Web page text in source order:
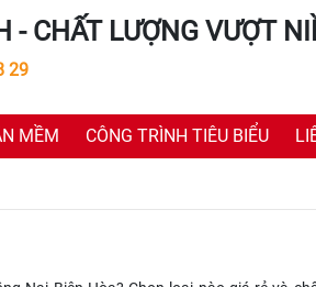
- CHẤT LƯỢNG VƯỢT
29
MỀM CÔNG TRÌNH TIÊU BIỂU